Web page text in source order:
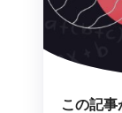
この記事